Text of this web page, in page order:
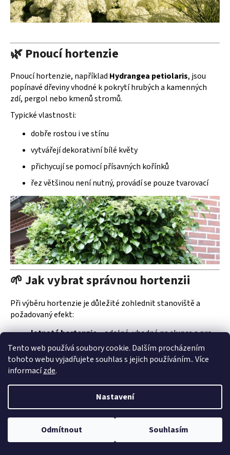
Tento web používá soubory cookie. Dalším procházením
tohoto webu vyjadřujete souhlas s jejich používáním.. Více
informacízde.
Nastavení
Odmítnout Souhlasím
🌿 Pnoucí hortenzie
Pnoucí hortenzie, například Hydrangea petiolaris, jsou
popínavé dřeviny vhodné k pokrytí hrubých a kamenných
zdí, pergol nebo kmenů stromů.
Typické vlastnosti:
dobře rostou i ve stínu
vytvářejí dekorativní bílé květy
přichycují se pomocí přísavných kořínků
řez většinou není nutný, provádí se pouze tvarovací
🌱 Jak vybrat správnou hortenzii
Při výběru hortenzie je důležité zohlednit stanoviště a
požadovaný efekt:
latnaté hortenzie– odolné, vhodné na slunce a pro
silnější řez
velkolisté hortenzie– dekorativní květy, vhodné do
polostínu
stromkové hortenzie– velká kulovitá květenství a
pnoucí hortenzie– ideální na zdi a pergoly
Díky široké nabídce druhů si můžete vybrat hortenzii